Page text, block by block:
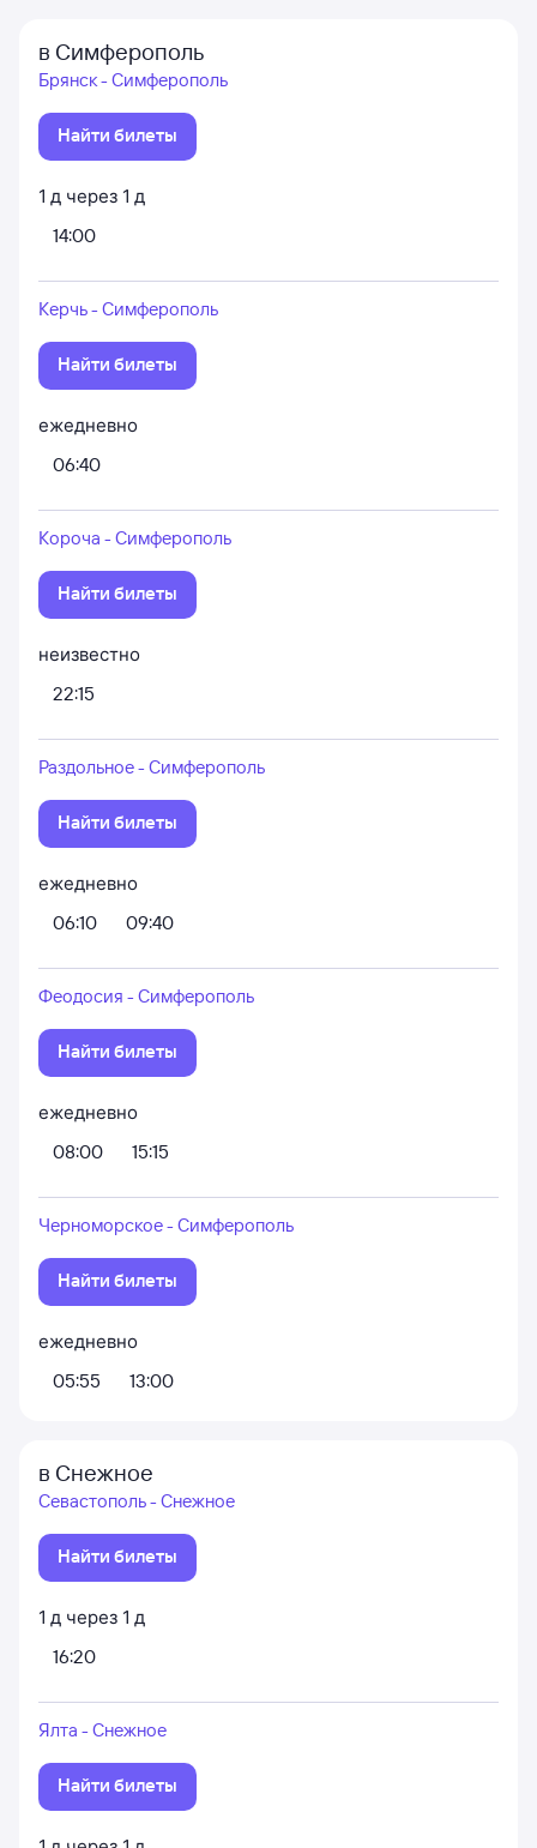
в Симферополь
Брянск - Симферополь
Найти билеты
1 д через 1 д
14:00
Керчь - Симферополь
Найти билеты
ежедневно
06:40
Короча - Симферополь
Найти билеты
неизвестно
22:15
Раздольное - Симферополь
Найти билеты
ежедневно
06:10
09:40
Феодосия - Симферополь
Найти билеты
ежедневно
08:00
15:15
Черноморское - Симферополь
Найти билеты
ежедневно
05:55
13:00
в Снежное
Севастополь - Снежное
Найти билеты
1 д через 1 д
16:20
Ялта - Снежное
Найти билеты